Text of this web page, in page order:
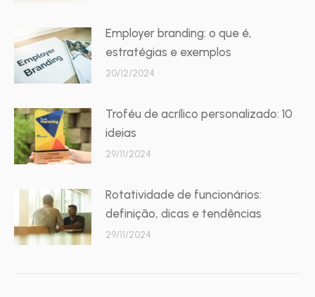
Employer branding: o que é,
estratégias e exemplos
20/12/2024
Troféu de acrílico personalizado: 10
ideias
29/11/2024
Rotatividade de funcionários:
definição, dicas e tendências
29/11/2024